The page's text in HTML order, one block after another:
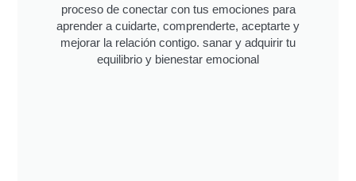
proceso de conectar con tus emociones para
aprender a cuidarte, comprenderte, aceptarte y
mejorar la relación contigo. sanar y adquirir tu
equilibrio y bienestar emocional